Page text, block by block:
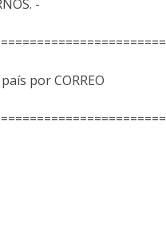
-
por CORREO